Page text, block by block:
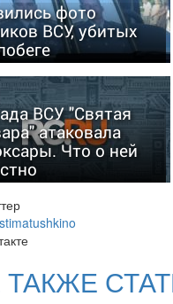
фото
ВСУ, убитых
ВСУ "Святая
атаковала
Что о ней